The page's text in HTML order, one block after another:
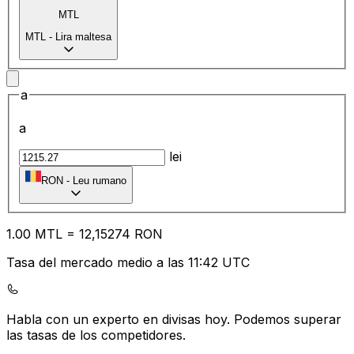
MTL
MTL - Lira maltesa
a
a
lei
RON - Leu rumano
1.00 MTL = 12,15274 RON
Tasa del mercado medio a las 11:42 UTC
Habla con un experto en divisas hoy. Podemos superar
las tasas de los competidores.